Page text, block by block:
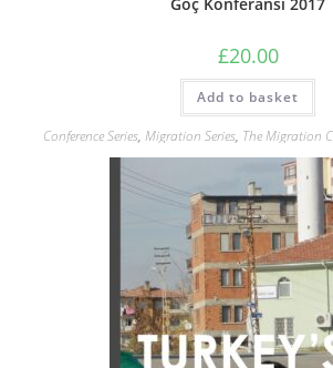
£20.00
Add to basket
Conference Series, Migration Series, The Migration